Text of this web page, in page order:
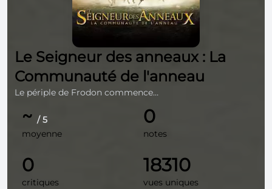
Le Seigneur des anneaux : La
Communauté de l'anneau
Le périple de Frodon commence…
~ / 5
moyenne
0
notes
0
critiques
18310
vues uniques